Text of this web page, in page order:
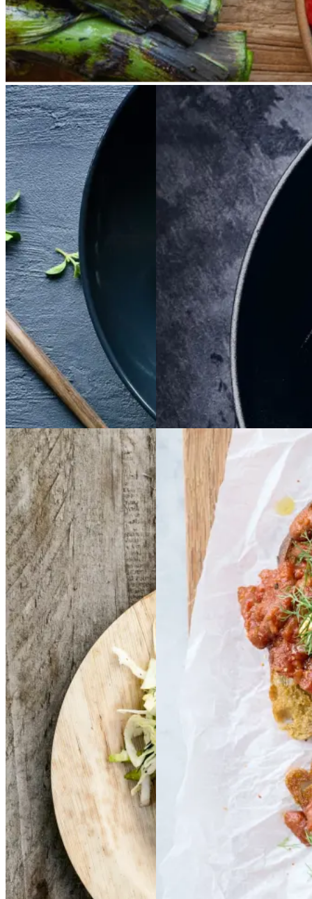
SatjaSatja de
pollopollo
Gem opskrift
Aftensmad
BraiseretBraiseret
oksetværreboksetvæ
rreb
Gem opskrift
Dansk mad
Vintermad
Aftensmad
FrikadellerFrikadell
er medmed
smørspidskål,smørsp
idskål,
kartoflerkartofler
ogog
sennepsdressingsenn
epsdressing
Gem opskrift
Aftensmad
Forårsmad
Sommermad
Dansk mad
Baked Baked
beans på
på
stegt brødbrød